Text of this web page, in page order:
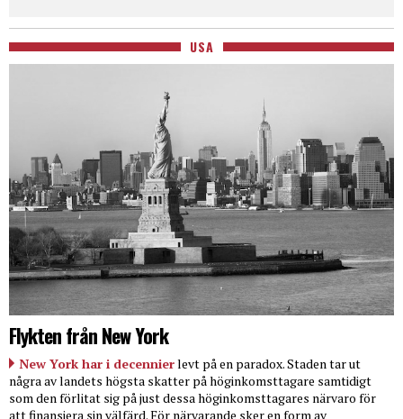
USA
Flykten från New York
New York har i decennierlevt på en paradox. Staden tar ut
några av landets högsta skatter på höginkomsttagare samtidigt
som den förlitat sig på just dessa höginkomsttagares närvaro för
att finansiera sin välfärd. För närvarande sker en form av